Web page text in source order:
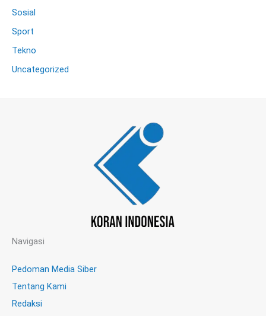
Sosial
Sport
Tekno
Uncategorized
Navigasi
Pedoman Media Siber
Tentang Kami
Redaksi